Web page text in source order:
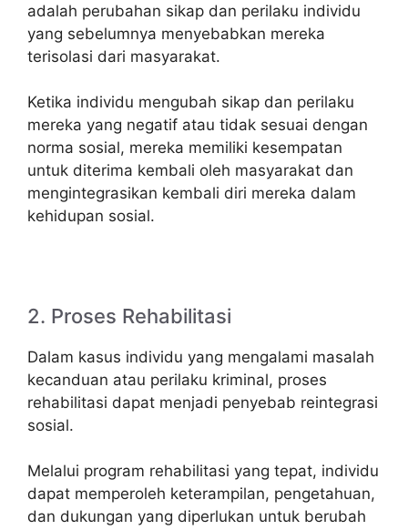
adalah perubahan sikap dan perilaku individu
yang sebelumnya menyebabkan mereka
terisolasi dari masyarakat.
Ketika individu mengubah sikap dan perilaku
mereka yang negatif atau tidak sesuai dengan
norma sosial, mereka memiliki kesempatan
untuk diterima kembali oleh masyarakat dan
mengintegrasikan kembali diri mereka dalam
kehidupan sosial.
2. Proses Rehabilitasi
Dalam kasus individu yang mengalami masalah
kecanduan atau perilaku kriminal, proses
rehabilitasi dapat menjadi penyebab reintegrasi
sosial.
Melalui program rehabilitasi yang tepat, individu
dapat memperoleh keterampilan, pengetahuan,
dan dukungan yang diperlukan untuk berubah